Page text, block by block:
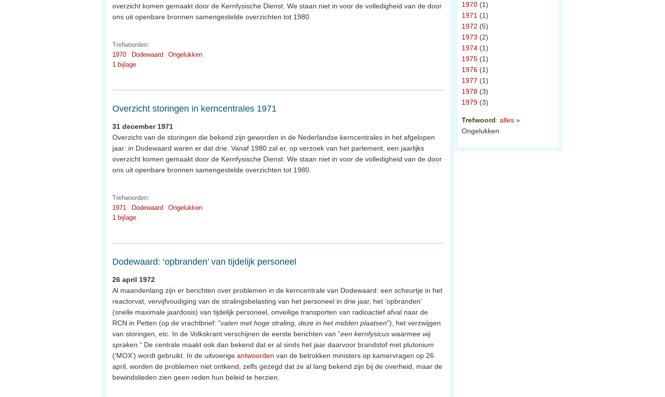
overzicht komen gemaakt door de Kernfysische Dienst. We staan niet in voor de volledigheid van de door
ons uit openbare bronnen samengestelde overzichten tot 1980.
Trefwoorden:
1970
Dodewaard
Ongelukken
1 bijlage
Overzicht storingen in kerncentrales 1971
31 december 1971
Overzicht van de storingen die bekend zijn geworden in de Nederlandse kerncentrales in het afgelopen
jaar: in Dodewaard waren er dat drie. Vanaf 1980 zal er, op verzoek van het parlement, een jaarlijks
overzicht komen gemaakt door de Kernfysische Dienst. We staan niet in voor de volledigheid van de door
ons uit openbare bronnen samengestelde overzichten tot 1980.
Trefwoorden:
1971
Dodewaard
Ongelukken
1 bijlage
Dodewaard: ‘opbranden’ van tijdelijk personeel
26 april 1972
Al maandenlang zijn er berichten over problemen in de kerncentrale van Dodewaard: een scheurtje in het
reactorvat, vervijfvoudiging van de stralingsbelasting van het personeel in drie jaar, het ‘opbranden’
(snelle maximale jaardosis) van tijdelijk personeel, onveilige transporten van radioactief afval naar de
RCN in Petten (op de vrachtbrief: "vaten met hoge straling, deze in het midden plaatsen"), het verzwijgen
van storingen, etc. In de Volkskrant verschijnen de eerste berichten van “een kernfysicus waarmee wij
spraken .“ De centrale maakt ook dan bekend dat er al sinds het jaar daarvoor brandstof met plutonium
(‘MOX’) wordt gebruikt. In de uitvoerige antwoorden van de betrokken ministers op kamervragen op 26
april, worden de problemen niet ontkend, zelfs gezegd dat ze al lang bekend zijn bij de overheid, maar de
bewindslieden zien geen reden hun beleid te herzien.
1970 (1)
1971 (1)
1972 (5)
1973 (2)
1974 (1)
1975 (1)
1976 (1)
1977 (1)
1978 (3)
1979 (3)
Trefwoord: alles »
Ongelukken